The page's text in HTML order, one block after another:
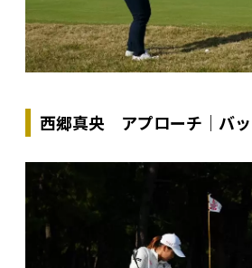
西郷真央 アプローチ｜バ